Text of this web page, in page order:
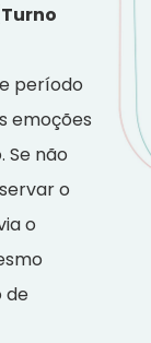
período
emoções
Se não
o
o
de